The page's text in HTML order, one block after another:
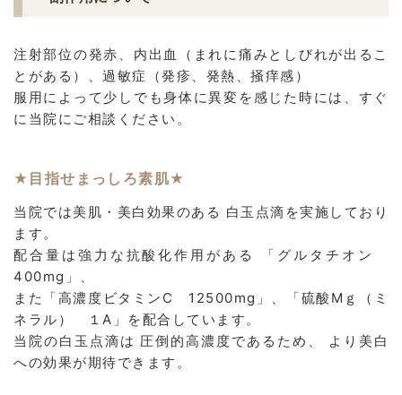
注射部位の発赤、内出血（まれに痛みとしびれが出るこ
とがある）、過敏症（発疹、発熱、掻痒感）
服用によって少しでも身体に異変を感じた時には、すぐ
に当院にご相談ください。
★目指せまっしろ素肌★
当院では美肌・美白効果のある 白玉点滴を実施しており
ます。
配合量は強力な抗酸化作用がある 「グルタチオン
400mg」、
また「高濃度ビタミンC 12500mg」、「硫酸Mｇ（ミ
ネラル） １A」を配合しています。
当院の白玉点滴は 圧倒的高濃度であるため、 より美白
への効果が期待できます。